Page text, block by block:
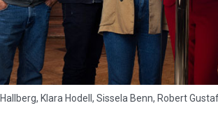
Klara Hodell, Sissela Benn, Robert